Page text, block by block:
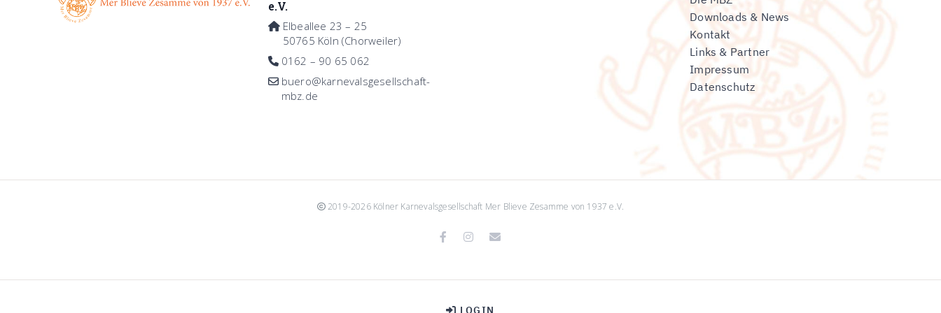
e.V.
Elbeallee 23 – 25
50765 Köln (Chorweiler)
0162 – 90 65 062
buero@karnevalsgesellschaft-
mbz.de
Downloads & News
Kontakt
Links & Partner
Impressum
Datenschutz
2019-2026 Kölner Karnevalsgesellschaft Mer Blieve Zesamme von 1937 e.V.
Facebook
Instagram
Email
LOGIN